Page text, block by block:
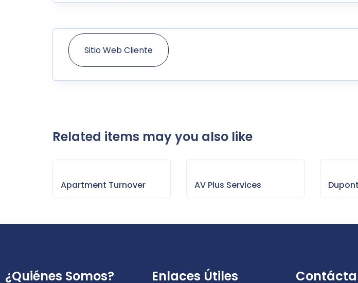
Sitio Web Cliente
Related items may you also like
Apartment Turnover AV Plus Services
¿Quiénes Somos? Enlaces Útiles